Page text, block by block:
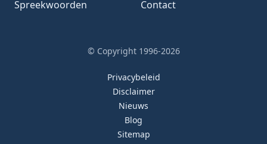
Spreekwoorden
Contact
© Copyright 1996-2026
Privacybeleid
Disclaimer
Nieuws
Blog
Sitemap